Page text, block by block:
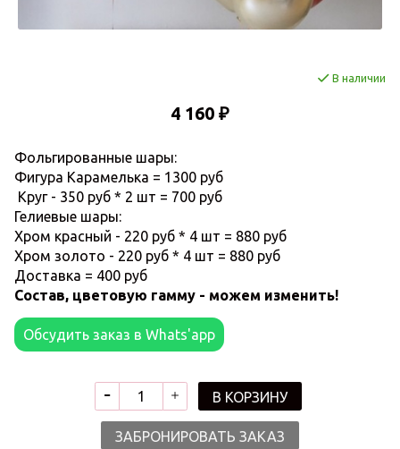
В наличии
4 160 ₽
Фольгированные шары:
Фигура Карамелька = 1300 руб
Круг - 350 руб * 2 шт = 700 руб
Гелиевые шары:
Хром красный - 220 руб * 4 шт = 880 руб
Хром золото - 220 руб * 4 шт = 880 руб
Доставка = 400 руб
Состав, цветовую гамму - можем изменить!
Обсудить заказ в Whats'app
В КОРЗИНУ
ЗАБРОНИРОВАТЬ ЗАКАЗ